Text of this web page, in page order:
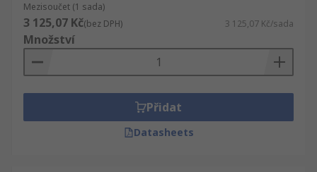
Mezisoučet (1 sada)
3 125,07 Kč(bez DPH) 3 125,07 Kč/sada
Množství
Přidat
Datasheets